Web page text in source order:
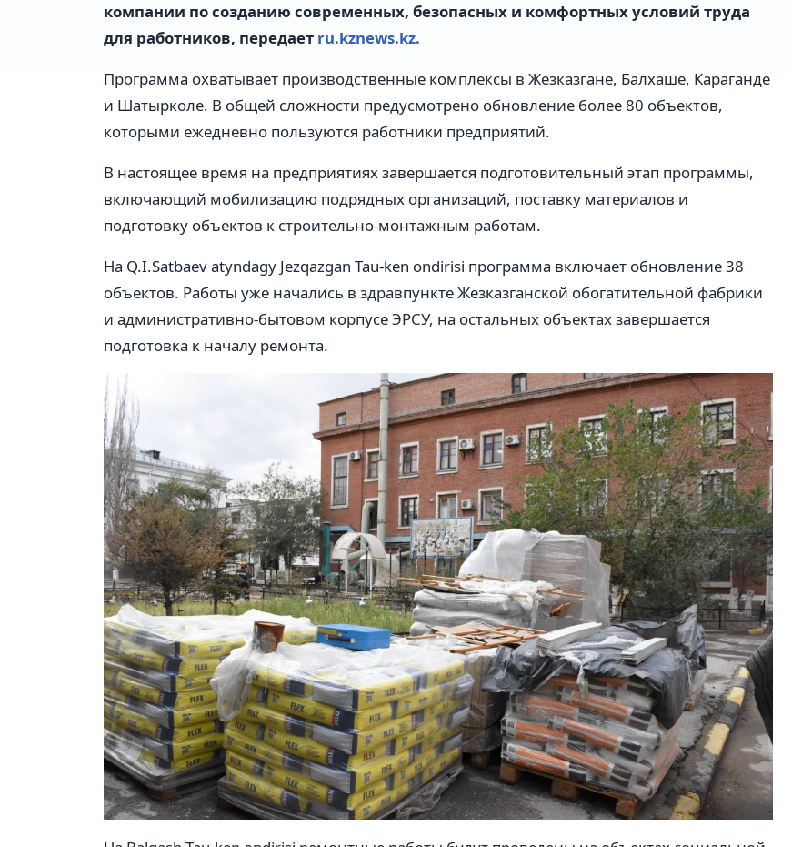
компании по созданию современных, безопасных и комфортных условий труда
для работников, передает ru.kznews.kz.
Программа охватывает производственные комплексы в Жезказгане, Балхаше, Караганде
и Шатырколе. В общей сложности предусмотрено обновление более 80 объектов,
которыми ежедневно пользуются работники предприятий.
В настоящее время на предприятиях завершается подготовительный этап программы,
включающий мобилизацию подрядных организаций, поставку материалов и
подготовку объектов к строительно-монтажным работам.
На Q.I.Satbaev atyndagy Jezqazgan Tau-ken ondirisi программа включает обновление 38
объектов. Работы уже начались в здравпункте Жезказганской обогатительной фабрики
и административно-бытовом корпусе ЭРСУ, на остальных объектах завершается
подготовка к началу ремонта.